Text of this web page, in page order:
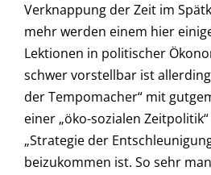
Verknappung der Zeit im
mehr werden einem hier
Lektionen in politischer
schwer vorstellbar ist
der Tempomacher“ mit
einer „öko-sozialen
„Strategie der
beizukommen ist. So sehr